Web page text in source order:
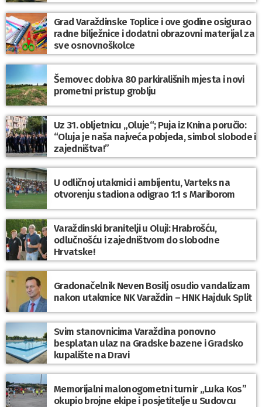
Grad Varaždinske Toplice i ove godine osigurao
radne bilježnice i dodatni obrazovni materijal za
sve osnovnoškolce
Šemovec dobiva 80 parkirališnih mjesta i novi
prometni pristup groblju
Uz 31. obljetnicu „Oluje“; Puja iz Knina poručio:
“Oluja je naša najveća pobjeda, simbol slobode i
zajedništva!”
U odličnoj utakmici i ambijentu, Varteks na
otvorenju stadiona odigrao 1:1 s Mariborom
Varaždinski branitelji u Oluji: Hrabrošću,
odlučnošću i zajedništvom do slobodne
Hrvatske!
Gradonačelnik Neven Bosilj osudio vandalizam
nakon utakmice NK Varaždin – HNK Hajduk Split
Svim stanovnicima Varaždina ponovno
besplatan ulaz na Gradske bazene i Gradsko
kupalište na Dravi
Memorijalni malonogometni turnir „Luka Kos”
okupio brojne ekipe i posjetitelje u Sudovcu